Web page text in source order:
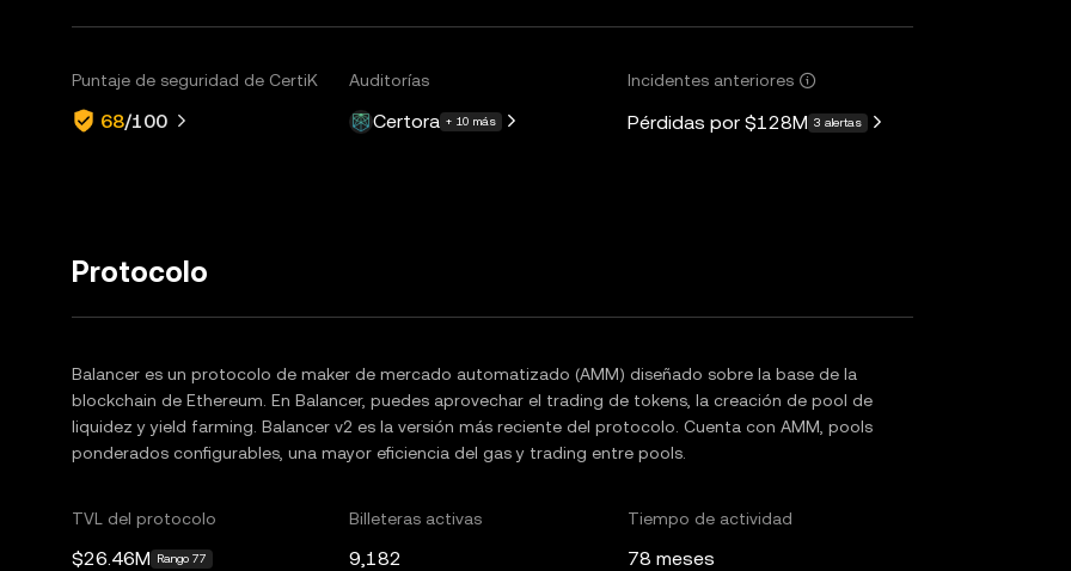
Puntaje de seguridad de CertiK
68/100
Auditorías
Certora + 10 más
Incidentes anteriores
Pérdidas por $128M 3 alertas
Protocolo
Balancer es un protocolo de maker de mercado automatizado (AMM) diseñado sobre la base de la
blockchain de Ethereum. En Balancer, puedes aprovechar el trading de tokens, la creación de pool de
liquidez y yield farming. Balancer v2 es la versión más reciente del protocolo. Cuenta con AMM, pools
ponderados configurables, una mayor eficiencia del gas y trading entre pools.
TVL del protocolo
$26.46M Rango 77
Billeteras activas
9,182
Tiempo de actividad
78 meses